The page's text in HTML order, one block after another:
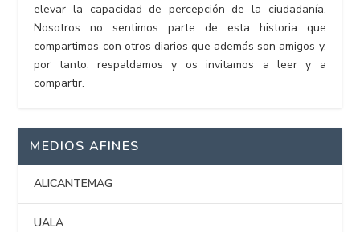
elevar la capacidad de percepción de la ciudadanía.
Nosotros no sentimos parte de esta historia que
compartimos con otros diarios que además son amigos y,
por tanto, respaldamos y os invitamos a leer y a
compartir.
MEDIOS AFINES
ALICANTEMAG
UALA